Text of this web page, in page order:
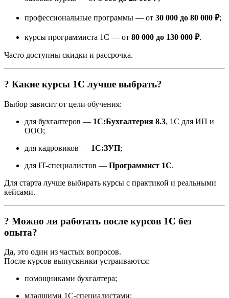
профессиональные программы — от 30 000 до 80 000 ₽;
курсы программиста 1С — от 80 000 до 130 000 ₽.
Часто доступны скидки и рассрочка.
? Какие курсы 1С лучше выбрать?
Выбор зависит от цели обучения:
для бухгалтеров — 1С:Бухгалтерия 8.3, 1С для ИП и
ООО;
для кадровиков — 1С:ЗУП;
для IT-специалистов — Программист 1С.
Для старта лучше выбирать курсы с практикой и реальными
кейсами.
? Можно ли работать после курсов 1С без
опыта?
Да, это один из частых вопросов.
После курсов выпускники устраиваются:
помощниками бухгалтера;
младшими 1С-специалистами;